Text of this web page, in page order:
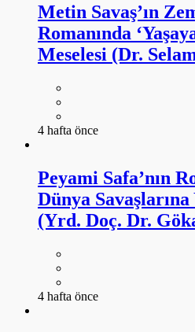
Metin Savaş’ın
Romanında
Meselesi (Dr.
4 hafta önce
Peyami Safa’nın
Dünya
(Yrd. Doç. Dr.
4 hafta önce